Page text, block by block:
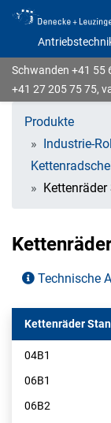
Schwanden +41 55
+41 27 205 75 75,
Produkte
Industrie-
Technische
Kettenräder
04B1
06B1
06B2